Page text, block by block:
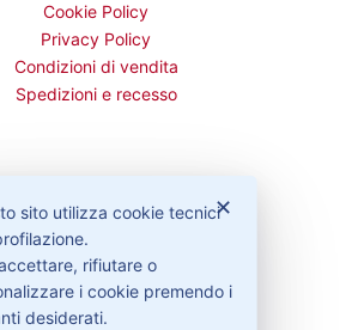
Cookie Policy
Privacy Policy
Condizioni di vendita
Spedizioni e recesso
di aiuto?
Contattaci
Garanzie
✕
sito utilizza cookie tecnici
rifiutare o
i cookie premendo i
desiderati.